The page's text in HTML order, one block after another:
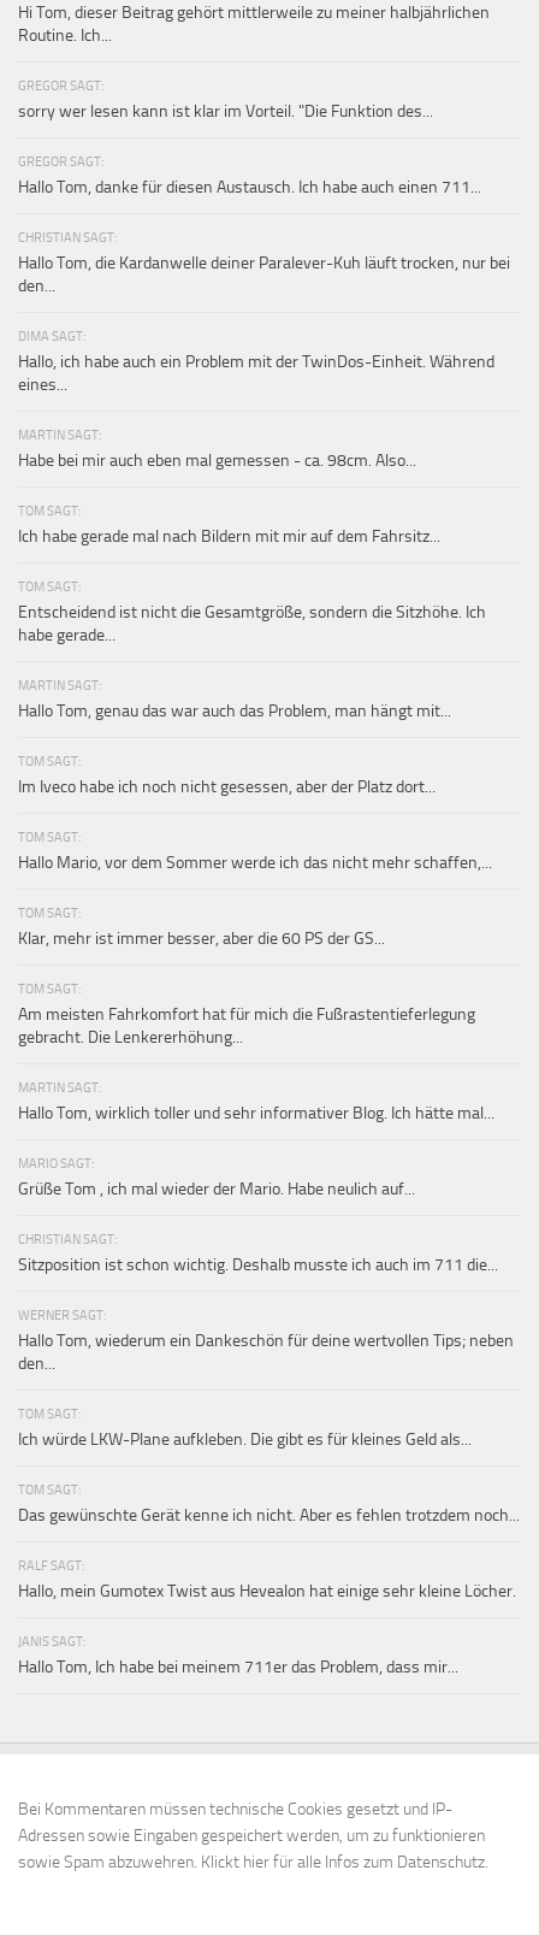
Hi Tom, dieser Beitrag gehört mittlerweile zu meiner halbjährlichen
Routine. Ich...
GREGOR SAGT:
sorry wer lesen kann ist klar im Vorteil. "Die Funktion des...
GREGOR SAGT:
Hallo Tom, danke für diesen Austausch. Ich habe auch einen 711...
CHRISTIAN SAGT:
Hallo Tom, die Kardanwelle deiner Paralever-Kuh läuft trocken, nur bei
den...
DIMA SAGT:
Hallo, ich habe auch ein Problem mit der TwinDos-Einheit. Während
eines...
MARTIN SAGT:
Habe bei mir auch eben mal gemessen - ca. 98cm. Also...
TOM SAGT:
Ich habe gerade mal nach Bildern mit mir auf dem Fahrsitz...
TOM SAGT:
Entscheidend ist nicht die Gesamtgröße, sondern die Sitzhöhe. Ich
habe gerade...
MARTIN SAGT:
Hallo Tom, genau das war auch das Problem, man hängt mit...
TOM SAGT:
Im Iveco habe ich noch nicht gesessen, aber der Platz dort...
TOM SAGT:
Hallo Mario, vor dem Sommer werde ich das nicht mehr schaffen,...
TOM SAGT:
Klar, mehr ist immer besser, aber die 60 PS der GS...
TOM SAGT:
Am meisten Fahrkomfort hat für mich die Fußrastentieferlegung
gebracht. Die Lenkererhöhung...
MARTIN SAGT:
Hallo Tom, wirklich toller und sehr informativer Blog. Ich hätte mal...
MARIO SAGT:
Grüße Tom , ich mal wieder der Mario. Habe neulich auf...
CHRISTIAN SAGT:
Sitzposition ist schon wichtig. Deshalb musste ich auch im 711 die...
WERNER SAGT:
Hallo Tom, wiederum ein Dankeschön für deine wertvollen Tips; neben
den...
TOM SAGT:
Ich würde LKW-Plane aufkleben. Die gibt es für kleines Geld als...
TOM SAGT:
Das gewünschte Gerät kenne ich nicht. Aber es fehlen trotzdem noch...
RALF SAGT:
Hallo, mein Gumotex Twist aus Hevealon hat einige sehr kleine Löcher.
JANIS SAGT:
Hallo Tom, Ich habe bei meinem 711er das Problem, dass mir...
Bei Kommentaren müssen technische Cookies gesetzt und IP-
Adressen sowie Eingaben gespeichert werden, um zu funktionieren
sowie Spam abzuwehren. Klickt hier für alle Infos zum Datenschutz.